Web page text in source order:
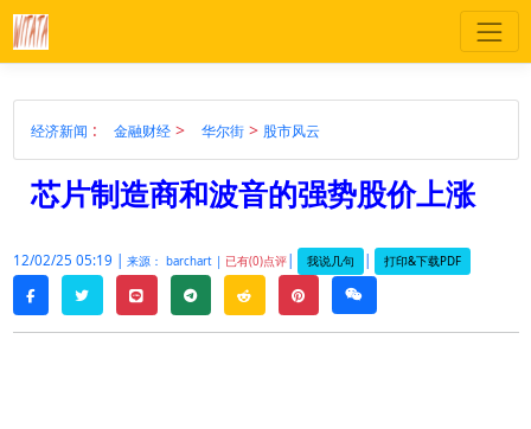
经济新闻 : 金融财经> 华尔街 > 股市风云
芯片制造商和波音的强势股价上涨
12/02/25 05:19 | 来源： barchart | 已有(0)点评| 我说几句 | 打印&下载PDF
facebooktwitterline telegramreddit pinterestweixin